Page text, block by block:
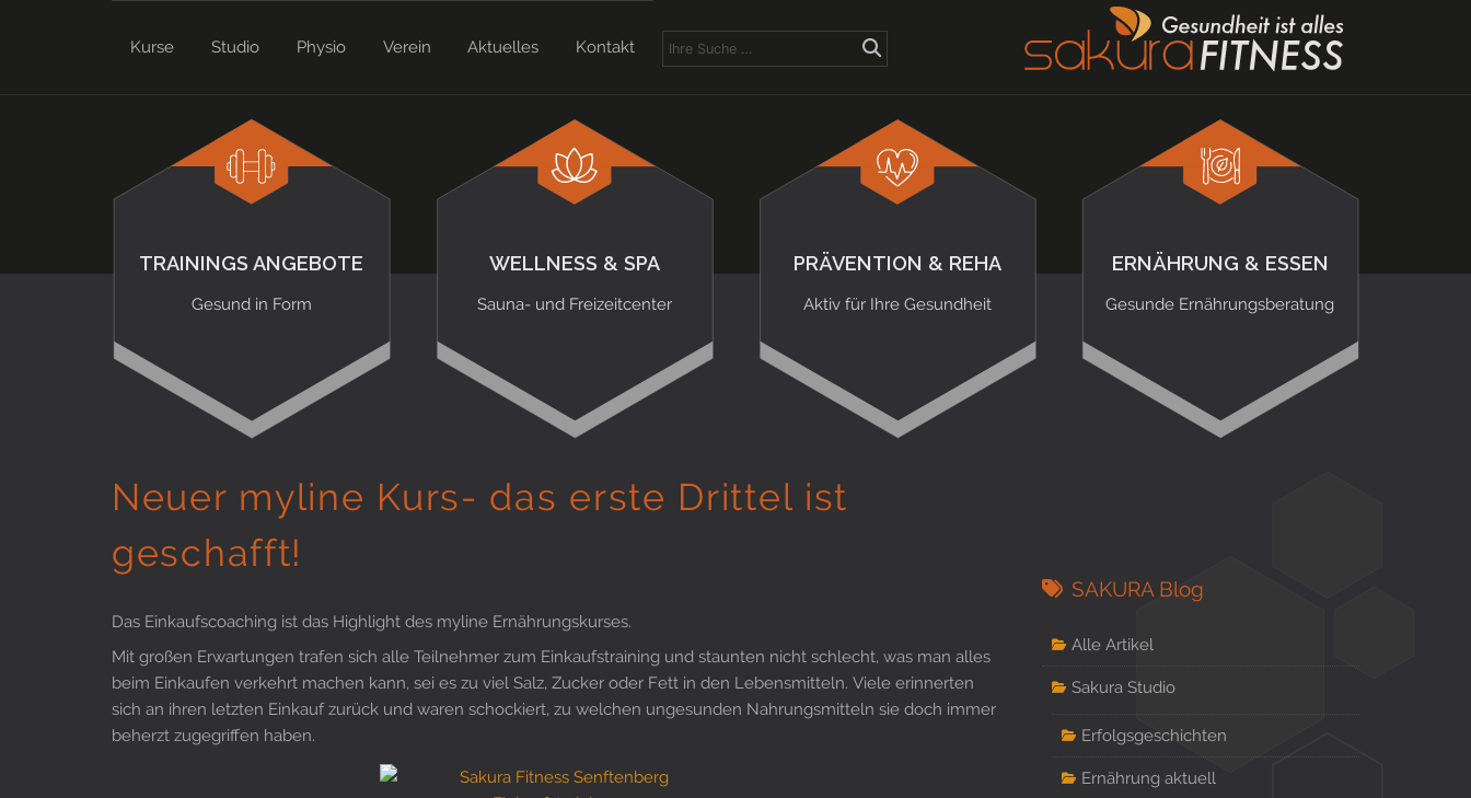
Kurse Studio Physio Verein Aktuelles Kontakt
TRAININGS ANGEBOTE
Gesund in Form
WELLNESS & SPA
Sauna- und Freizeitcenter
PRÄVENTION & REHA
Aktiv für Ihre Gesundheit
ERNÄHRUNG & ESSEN
Gesunde Ernährungsberatung
Neuer myline Kurs- das erste Drittel ist
geschafft!
Das Einkaufscoaching ist das Highlight des myline Ernährungskurses.
Mit großen Erwartungen trafen sich alle Teilnehmer zum Einkaufstraining und staunten nicht schlecht, was man alles
beim Einkaufen verkehrt machen kann, sei es zu viel Salz, Zucker oder Fett in den Lebensmitteln. Viele erinnerten
sich an ihren letzten Einkauf zurück und waren schockiert, zu welchen ungesunden Nahrungsmitteln sie doch immer
beherzt zugegriffen haben.
SAKURA Blog
Alle Artikel
Sakura Studio
Erfolgsgeschichten
Ernährung aktuell